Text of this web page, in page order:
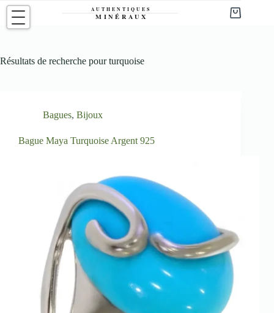
Passer
contenu
Panier
Résultats de recherche pour turquoise
Bagues, Bijoux
Bague Maya Turquoise Argent 925